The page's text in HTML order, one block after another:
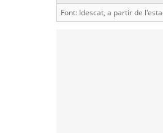
Font: Idescat, a partir de